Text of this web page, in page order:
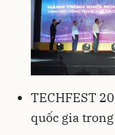
TECHFEST
quốc gia